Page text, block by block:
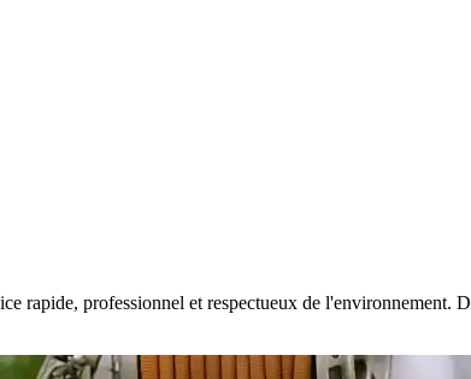
rapide, professionnel et respectueux de l'environnement.